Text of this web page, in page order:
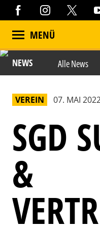
MENÜ
NEWS Alle News
VEREIN 07. MAI
SGD
&